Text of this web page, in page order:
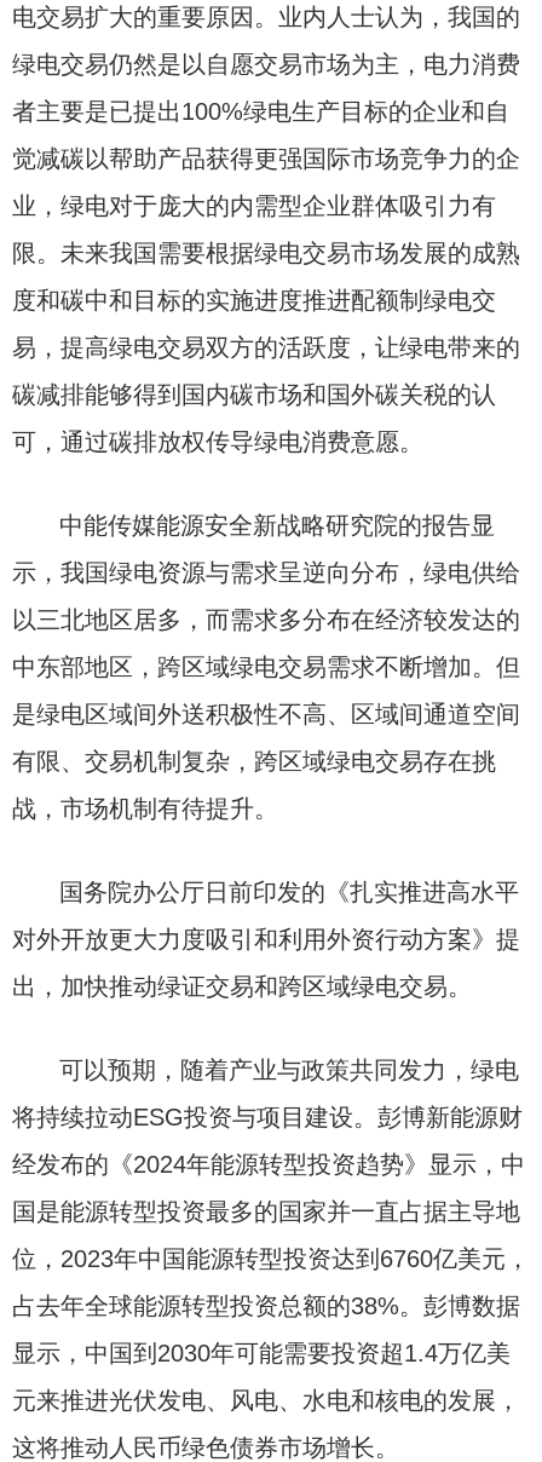
电交易扩大的重要原因。业内人士认为，我国的
绿电交易仍然是以自愿交易市场为主，电力消费
者主要是已提出100%绿电生产目标的企业和自
觉减碳以帮助产品获得更强国际市场竞争力的企
业，绿电对于庞大的内需型企业群体吸引力有
限。未来我国需要根据绿电交易市场发展的成熟
度和碳中和目标的实施进度推进配额制绿电交
易，提高绿电交易双方的活跃度，让绿电带来的
碳减排能够得到国内碳市场和国外碳关税的认
可，通过碳排放权传导绿电消费意愿。
中能传媒能源安全新战略研究院的报告显
示，我国绿电资源与需求呈逆向分布，绿电供给
以三北地区居多，而需求多分布在经济较发达的
中东部地区，跨区域绿电交易需求不断增加。但
是绿电区域间外送积极性不高、区域间通道空间
有限、交易机制复杂，跨区域绿电交易存在挑
战，市场机制有待提升。
国务院办公厅日前印发的《扎实推进高水平
对外开放更大力度吸引和利用外资行动方案》提
出，加快推动绿证交易和跨区域绿电交易。
可以预期，随着产业与政策共同发力，绿电
将持续拉动ESG投资与项目建设。彭博新能源财
经发布的《2024年能源转型投资趋势》显示，中
国是能源转型投资最多的国家并一直占据主导地
位，2023年中国能源转型投资达到6760亿美元，
占去年全球能源转型投资总额的38%。彭博数据
显示，中国到2030年可能需要投资超1.4万亿美
元来推进光伏发电、风电、水电和核电的发展，
这将推动人民币绿色债券市场增长。